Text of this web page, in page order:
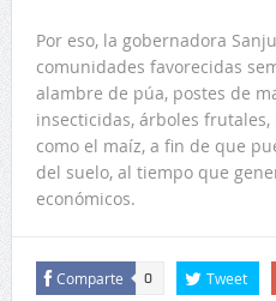
Por eso, la gobernadora
comunidades favorecidas
alambre de púa, postes de
insecticidas, árboles
como el maíz, a fin de que
del suelo, al tiempo que
económicos.
Comparte 0 Tweet